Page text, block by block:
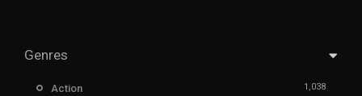
Genres
Action 1,038